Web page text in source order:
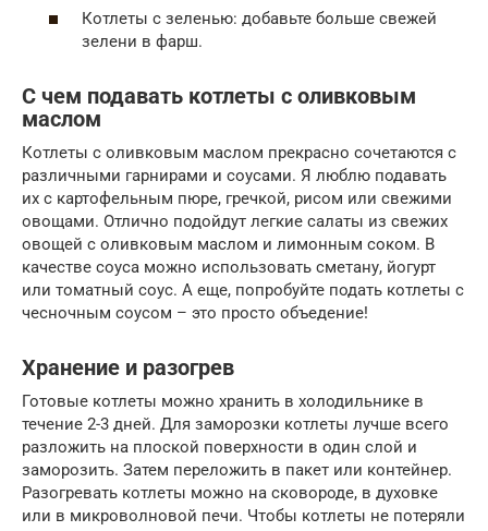
Котлеты с зеленью: добавьте больше свежей
зелени в фарш.
С чем подавать котлеты с оливковым
маслом
Котлеты с оливковым маслом прекрасно сочетаются с
различными гарнирами и соусами. Я люблю подавать
их с картофельным пюре, гречкой, рисом или свежими
овощами. Отлично подойдут легкие салаты из свежих
овощей с оливковым маслом и лимонным соком. В
качестве соуса можно использовать сметану, йогурт
или томатный соус. А еще, попробуйте подать котлеты с
чесночным соусом – это просто объедение!
Хранение и разогрев
Готовые котлеты можно хранить в холодильнике в
течение 2-3 дней. Для заморозки котлеты лучше всего
разложить на плоской поверхности в один слой и
заморозить. Затем переложить в пакет или контейнер.
Разогревать котлеты можно на сковороде, в духовке
или в микроволновой печи. Чтобы котлеты не потеряли